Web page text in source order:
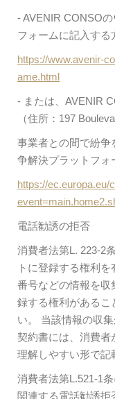
- AVENIR CONSO
フォームに記入する
https://www.avenir-
ame.html
- または、AVENIR
（住所：197
事業者との間で紛争
争解決プラットフォ
https://
電話勧誘の拒否
消費者法第L. 223-2
トに登録する権利
番号などの情報を収
録する権利があるこ
い。 当該情報の収
契約書には、消費者
理解しやすい形で記
消費者法第L.521-1
関連する電話勧誘拒